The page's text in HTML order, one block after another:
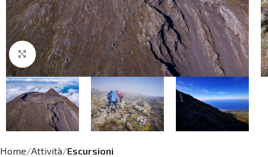
Click to enlarge
Home Attività Escursioni